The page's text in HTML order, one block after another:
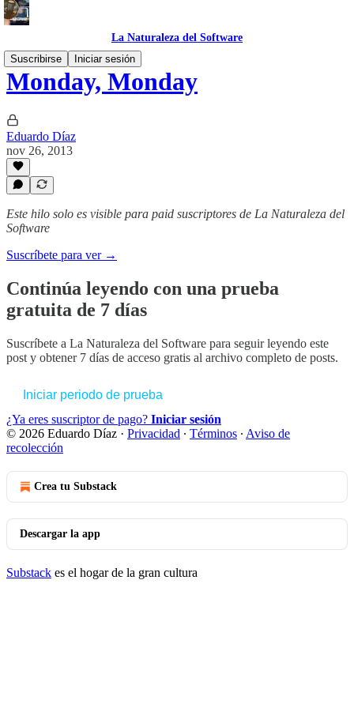
La Naturaleza del Software
Suscribirse
Iniciar sesión
Monday, Monday
Eduardo Díaz
nov 26, 2013
Este hilo solo es visible para paid suscriptores de La Naturaleza del
Software
Suscríbete para ver →
Continúa leyendo con una prueba
gratuita de 7 días
Suscríbete a La Naturaleza del Software para seguir leyendo este
post y obtener 7 días de acceso gratis al archivo completo de posts.
Iniciar periodo de prueba
¿Ya eres suscriptor de pago? Iniciar sesión
© 2026 Eduardo Díaz · Privacidad ∙ Términos ∙ Aviso de
recolección
Crea tu Substack
Descargar la app
Substack es el hogar de la gran cultura